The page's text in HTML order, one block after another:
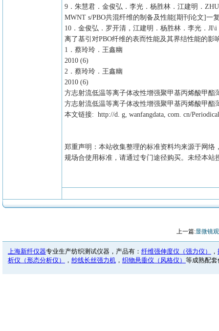
9．朱慧君．金俊弘．李光．杨胜林．江建明．
MWNT s/PBO共混纤维的制备及性能[期刊论文]一
10．金俊弘．罗开清，江建明．杨胜林．李光．JI\i
离了基引对PBO纤维的表而性能及其界结性能的影
1．蔡玲玲．王鑫幽
2010 (6)
2．蔡玲玲．王鑫幽
2010 (6)
方志射流低温等离子体改性增强聚甲基丙烯酸甲
方志射流低温等离子体改性增强聚甲基丙烯酸甲
本文链接: http://d. g, wanfangdata, com. cn/
郑重声明：本站收集整理的标准资料均来源于网
规场合使用标准，请通过专门途径购买。未经本
上一篇:显微镜